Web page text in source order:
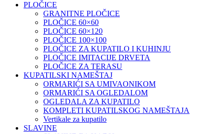
PLOČICE
GRANITNE PLOČICE
PLOČICE 60×60
PLOČICE 60×120
PLOČICE 100×100
PLOČICE ZA KUPATILO I KUHINJU
PLOČICE IMITACIJE DRVETA
PLOČICE ZA TERASU
KUPATILSKI NAMEŠTAJ
ORMARIĆI SA UMIVAONIKOM
ORMARIĆI SA OGLEDALOM
OGLEDALA ZA KUPATILO
KOMPLETI KUPATILSKOG NAMEŠTAJA
Vertikale za kupatilo
SLAVINE